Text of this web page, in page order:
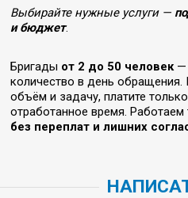
Выбирайте нужные услуги —
и бюджет.
Бригады от 2 до 50 человек —
количество в день
объём и задачу, платите
отработанное время.
без переплат и лишних